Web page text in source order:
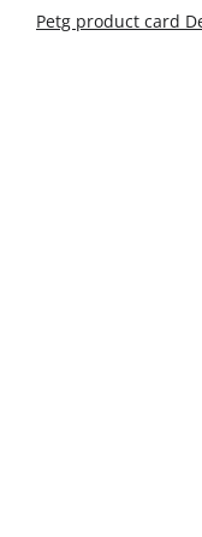
Petg product card